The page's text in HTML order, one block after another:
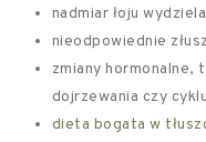
nadmiar łoju
nieodpowiednie
zmiany hormonalne,
dojrzewania czy
dieta bogata w